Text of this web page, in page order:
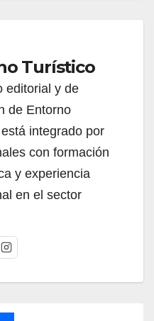
Turístico
editorial y de
de Entorno
integrado por
con formación
y experiencia
en el sector